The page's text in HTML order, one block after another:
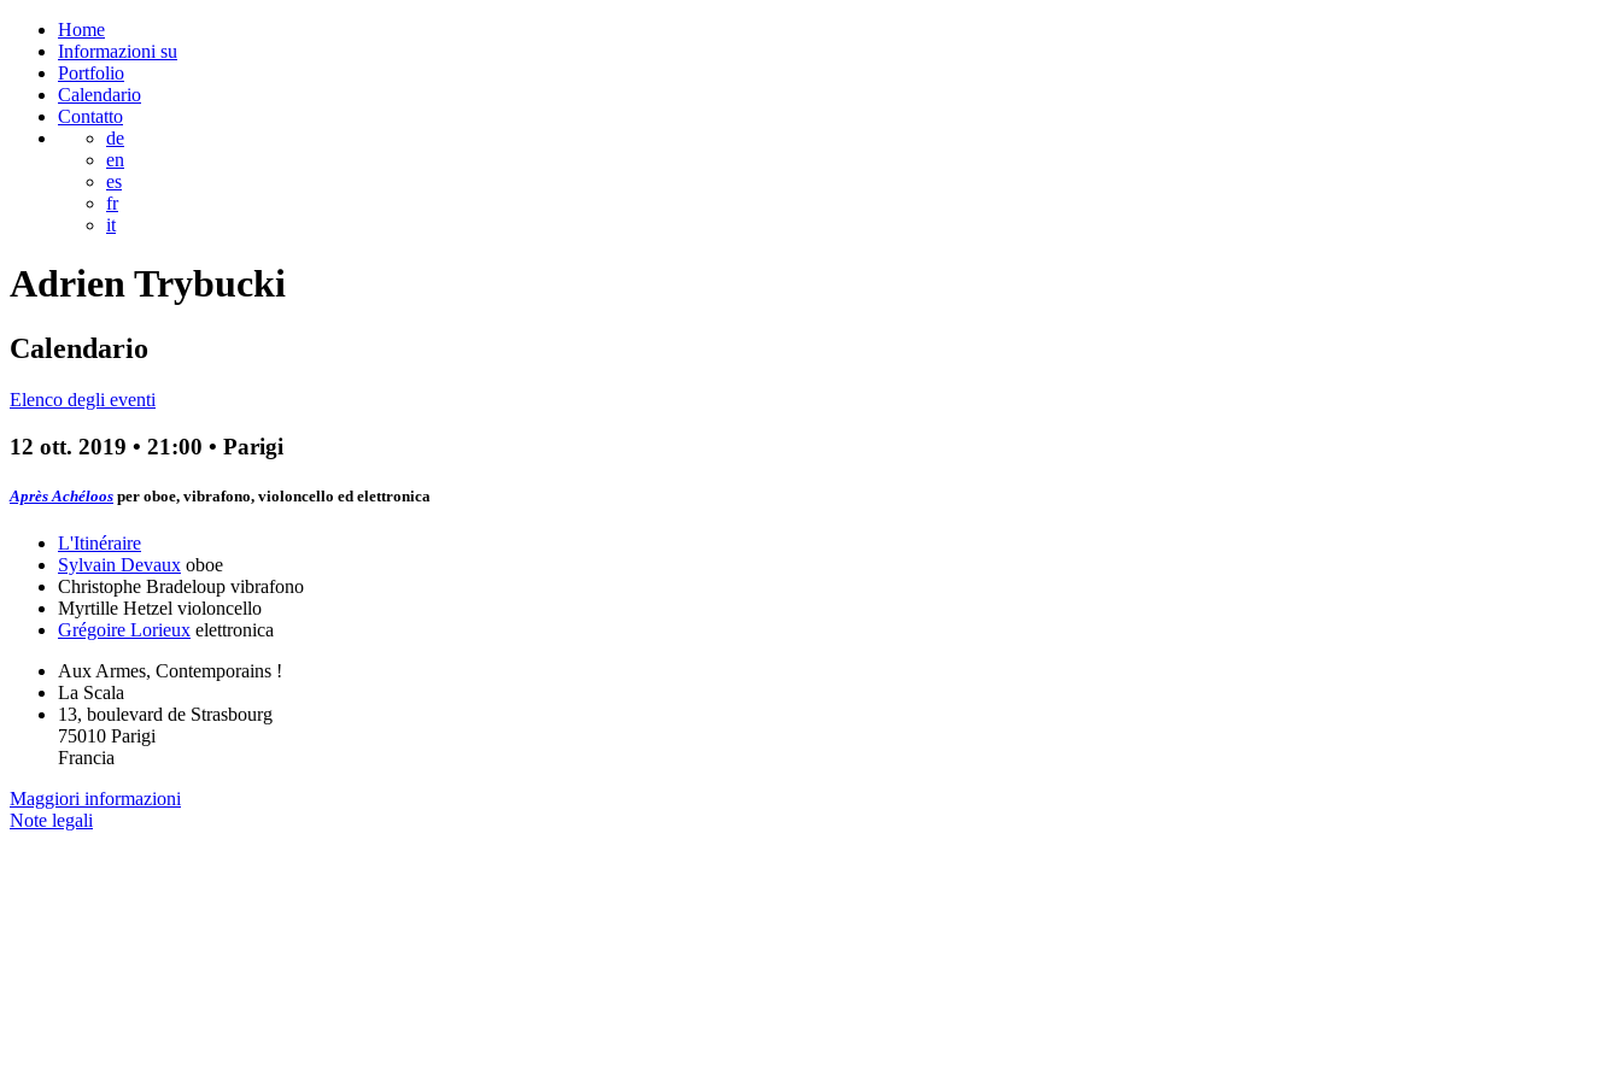
Home
Informazioni su
Portfolio
Calendario
Contatto
de
en
es
fr
it
AdrienTrybucki
Calendario
Elenco degli eventi
12 ott. 2019 • 21:00 • Parigi
Après Achéloos per oboe, vibrafono, violoncello ed elettronica
L'Itinéraire
Sylvain Devaux oboe
Christophe Bradeloup vibrafono
Myrtille Hetzel violoncello
Grégoire Lorieux elettronica
Aux Armes, Contemporains !
La Scala
13, boulevard de Strasbourg
75010 Parigi
Francia
Maggiori informazioni
Note legali